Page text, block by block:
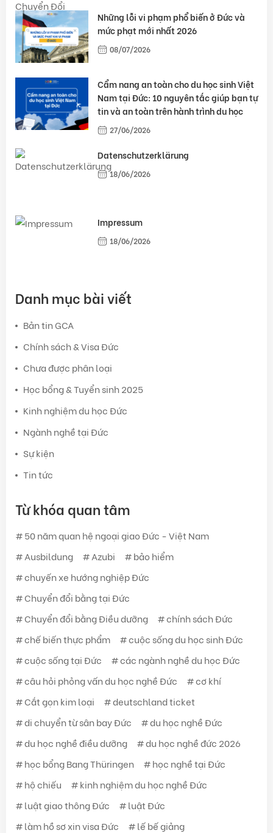
Những lỗi vi phạm phổ biến ở Đức và
mức phạt mới nhất 2026
08/07/2026
Cẩm nang an toàn cho du học sinh Việt
Nam tại Đức: 10 nguyên tắc giúp bạn tự
tin và an toàn trên hành trình du học
27/06/2026
Datenschutzerklärung
18/06/2026
Impressum
18/06/2026
Danh mục bài viết
Bản tin GCA
Chính sách & Visa Đức
Chưa được phân loại
Học bổng & Tuyển sinh 2025
Kinh nghiệm du học Đức
Ngành nghề tại Đức
Sự kiện
Tin tức
Từ khóa quan tâm
50 năm quan hệ ngoại giao Đức - Việt Nam
Ausbildung
Azubi
bảo hiểm
chuyến xe hướng nghiệp Đức
Chuyển đổi bằng tại Đức
Chuyển đổi bằng Điều dưỡng
chính sách Đức
chế biến thực phẩm
cuộc sống du học sinh Đức
cuộc sống tại Đức
các ngành nghề du học Đức
câu hỏi phỏng vấn du học nghề Đức
cơ khí
Cắt gọn kim loại
deutschland ticket
di chuyển từ sân bay Đức
du học nghề Đức
du học nghề điều dưỡng
du học nghề đức 2026
học bổng Bang Thüringen
học nghề tại Đức
hộ chiếu
kinh nghiệm du học nghề Đức
luật giao thông Đức
luật Đức
làm hồ sơ xin visa Đức
lế bế giảng